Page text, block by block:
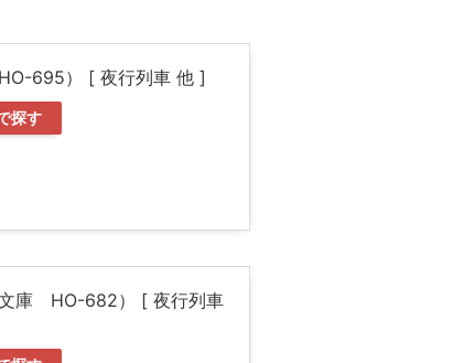
695） [ 夜行列車 他 ]
探す
庫 HO-682） [ 夜行列車